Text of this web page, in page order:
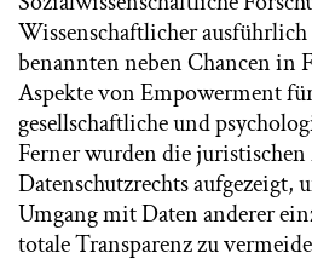
Wissenschaftlicher
benannten neben Chancen in
Aspekte von Empowerment
gesellschaftliche und
Ferner wurden die
Datenschutzrechts aufgezeigt,
Umgang mit Daten anderer
totale Transparenz zu